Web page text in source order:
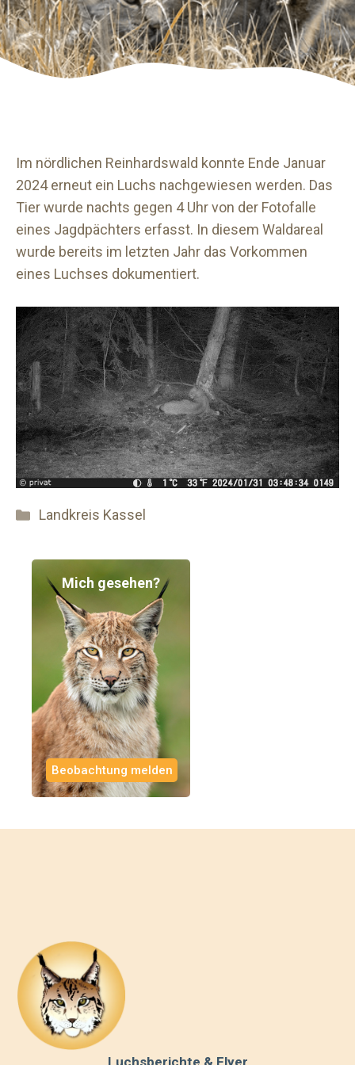
Im nördlichen Reinhardswald konnte Ende Januar
2024 erneut ein Luchs nachgewiesen werden. Das
Tier wurde nachts gegen 4 Uhr von der Fotofalle
eines Jagdpächters erfasst. In diesem Waldareal
wurde bereits im letzten Jahr das Vorkommen
eines Luchses dokumentiert.
Kategorien
Landkreis Kassel
Mich gesehen?
Beobachtung melden
Luchsberichte & Flyer